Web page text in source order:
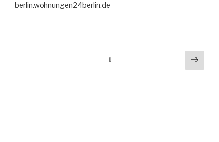
berlin.wohnungen24berlin.de
Seitennummerierung1